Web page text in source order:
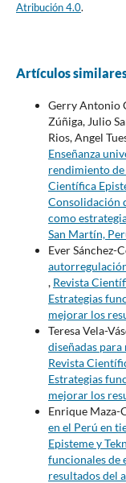
Atribución 4.0.
Artículos
Gerry Antonio
Zúñiga, Julio
Rios, Angel
Enseñanza
rendimiento
Científica
Consolidación
como
San Martín,
Ever Sánchez-
, Revista
Estrategias
mejorar los
Teresa Vela-
diseñadas
Revista
Estrategias
mejorar los
Enrique Maza-
en el Perú en
Episteme y
funcionales de
resultados del